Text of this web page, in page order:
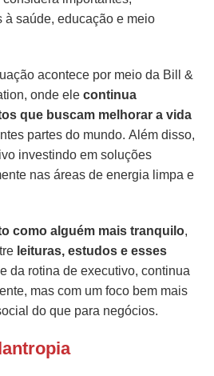
saúde, educação e meio
acontece por meio da Bill &
onde elecontinua
que buscam melhorar a vida
partes do mundo. Além disso,
investindo em soluções
nas áreas de energia limpa e
como alguém mais tranquilo,
leituras, estudos e esses
da rotina de executivo, continua
mas com um foco bem mais
do que para negócios.